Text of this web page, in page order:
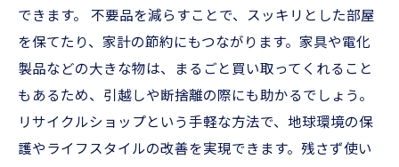
できます。 不要品を減らすことで、スッキリとした部屋
を保てたり、家計の節約にもつながります。家具や電化
製品などの大きな物は、まるごと買い取ってくれること
もあるため、引越しや断捨離の際にも助かるでしょう。
リサイクルショップという手軽な方法で、地球環境の保
護やライフスタイルの改善を実現できます。残さず使い